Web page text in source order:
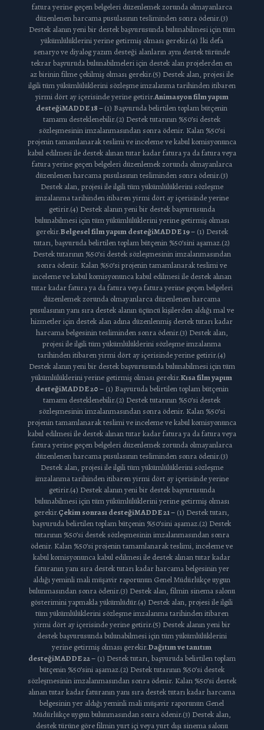
fatura yerine geçen belgeleri düzenlemek zorunda olmayanlarca
düzenlenen harcama pusulasının tesliminden sonra ödenir.(3)
Destek alanın yeni bir destek başvurusunda bulunabilmesi için tüm
yükümlülüklerini yerine getirmiş olması gerekir.(4) İki defa
senaryo ve diyalog yazım desteği alanların aynı destek türünde
tekrar başvuruda bulunabilmeleri için destek alan projelerden en
az birinin filme çekilmiş olması gerekir.(5) Destek alan, projesi ile
ilgili tüm yükümlülüklerini sözleşme imzalanma tarihinden itibaren
yirmi dört ay içerisinde yerine getirir.Animasyon film yapım
desteğiMADDE 18 –(1) Başvuruda belirtilen toplam bütçenin
tamamı desteklenebilir.(2) Destek tutarının %50’si destek
sözleşmesinin imzalanmasından sonra ödenir. Kalan %50’si
projenin tamamlanarak teslimi ve inceleme ve kabul komisyonunca
kabul edilmesi ile destek alınan tutar kadar fatura ya da fatura veya
fatura yerine geçen belgeleri düzenlemek zorunda olmayanlarca
düzenlenen harcama pusulasının tesliminden sonra ödenir.(3)
Destek alan, projesi ile ilgili tüm yükümlülüklerini sözleşme
imzalanma tarihinden itibaren yirmi dört ay içerisinde yerine
getirir.(4) Destek alanın yeni bir destek başvurusunda
bulunabilmesi için tüm yükümlülüklerini yerine getirmiş olması
gerekir.Belgesel film yapım desteğiMADDE 19 –(1) Destek
tutarı, başvuruda belirtilen toplam bütçenin %50’sini aşamaz.(2)
Destek tutarının %50’si destek sözleşmesinin imzalanmasından
sonra ödenir. Kalan %50’si projenin tamamlanarak teslimi ve
inceleme ve kabul komisyonunca kabul edilmesi ile destek alınan
tutar kadar fatura ya da fatura veya fatura yerine geçen belgeleri
düzenlemek zorunda olmayanlarca düzenlenen harcama
pusulasının yanı sıra destek alanın üçüncü kişilerden aldığı mal ve
hizmetler için destek alan adına düzenlenmiş destek tutarı kadar
harcama belgesinin tesliminden sonra ödenir.(3) Destek alan,
projesi ile ilgili tüm yükümlülüklerini sözleşme imzalanma
tarihinden itibaren yirmi dört ay içerisinde yerine getirir.(4)
Destek alanın yeni bir destek başvurusunda bulunabilmesi için tüm
yükümlülüklerini yerine getirmiş olması gerekir.Kısa film yapım
desteğiMADDE 20 –(1) Başvuruda belirtilen toplam bütçenin
tamamı desteklenebilir.(2) Destek tutarının %50’si destek
sözleşmesinin imzalanmasından sonra ödenir. Kalan %50’si
projenin tamamlanarak teslimi ve inceleme ve kabul komisyonunca
kabul edilmesi ile destek alınan tutar kadar fatura ya da fatura veya
fatura yerine geçen belgeleri düzenlemek zorunda olmayanlarca
düzenlenen harcama pusulasının tesliminden sonra ödenir.(3)
Destek alan, projesi ile ilgili tüm yükümlülüklerini sözleşme
imzalanma tarihinden itibaren yirmi dört ay içerisinde yerine
getirir.(4) Destek alanın yeni bir destek başvurusunda
bulunabilmesi için tüm yükümlülüklerini yerine getirmiş olması
gerekir.Çekim sonrası desteğiMADDE 21 – (1) Destek tutarı,
başvuruda belirtilen toplam bütçenin %50’sini aşamaz.(2) Destek
tutarının %50’si destek sözleşmesinin imzalanmasından sonra
ödenir. Kalan %50’si projenin tamamlanarak teslimi, inceleme ve
kabul komisyonunca kabul edilmesi ile destek alınan tutar kadar
faturanın yanı sıra destek tutarı kadar harcama belgesinin yer
aldığı yeminli mali müşavir raporunun Genel Müdürlükçe uygun
bulunmasından sonra ödenir.(3) Destek alan, filmin sinema salonu
gösterimini yapmakla yükümlüdür.(4) Destek alan, projesi ile ilgili
tüm yükümlülüklerini sözleşme imzalanma tarihinden itibaren
yirmi dört ay içerisinde yerine getirir.(5) Destek alanın yeni bir
destek başvurusunda bulunabilmesi için tüm yükümlülüklerini
yerine getirmiş olması gerekir.Dağıtım ve tanıtım
desteğiMADDE 22 –(1) Destek tutarı, başvuruda belirtilen toplam
bütçenin %50’sini aşamaz.(2) Destek tutarının %50’si destek
sözleşmesinin imzalanmasından sonra ödenir. Kalan %50’si destek
alınan tutar kadar faturanın yanı sıra destek tutarı kadar harcama
belgesinin yer aldığı yeminli mali müşavir raporunun Genel
Müdürlükçe uygun bulunmasından sonra ödenir.(3) Destek alan,
destek türüne göre filmin yurt içi veya yurt dışı sinema salonu